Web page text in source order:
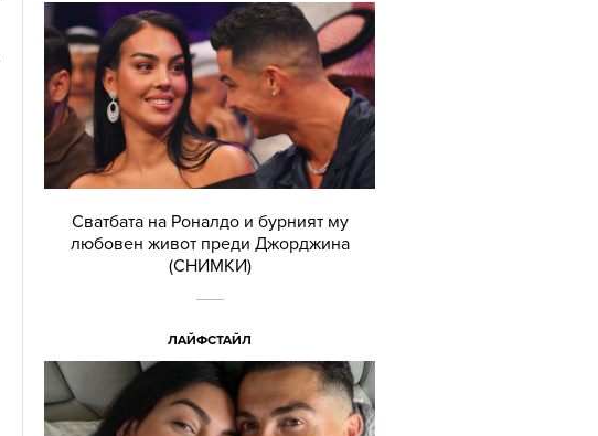
Сватбата на Роналдо и бурният му
любовен живот преди Джорджина
(СНИМКИ)
ЛАЙФСТАЙЛ